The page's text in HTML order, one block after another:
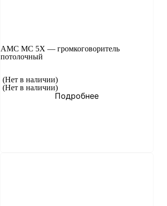
AMC MC 5X — громкоговоритель
потолочный
(Нет в наличии)
(Нет в наличии)
Подробнее